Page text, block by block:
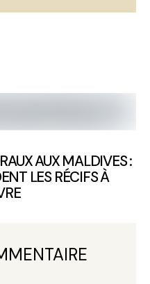
AUX MALDIVES :
LES RÉCIFS À